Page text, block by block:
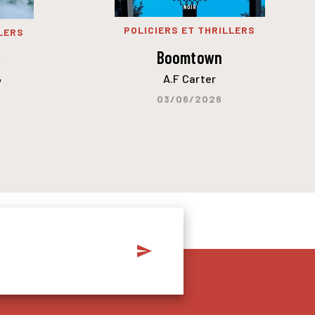
POLICIERS ET THRILLERS
Boomtown
A.F Carter
03/06/2026
send